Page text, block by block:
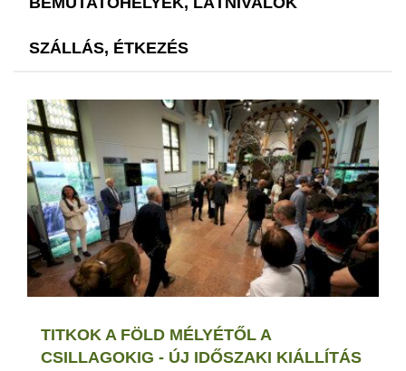
SZÁLLÁS, ÉTKEZÉS
TITKOK A FÖLD MÉLYÉTŐL A
CSILLAGOKIG - ÚJ IDŐSZAKI KIÁLLÍTÁS